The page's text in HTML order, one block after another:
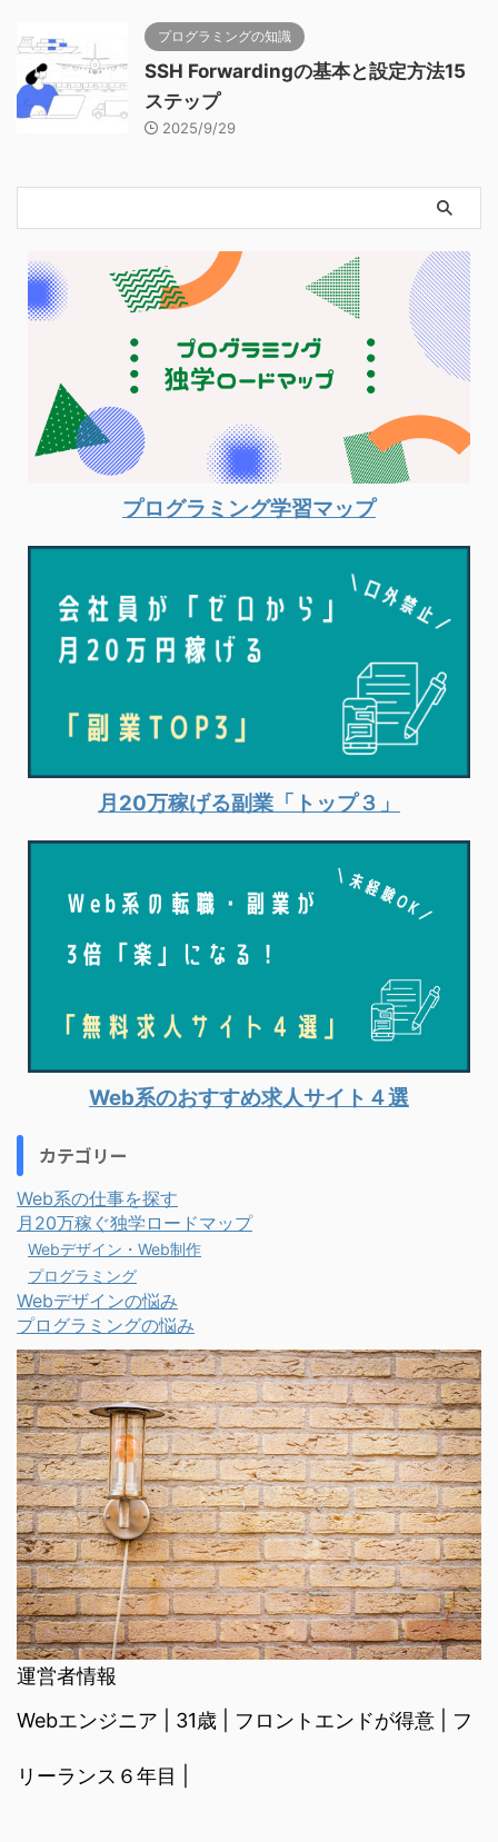
プログラミングの知識
SSH Forwardingの基本と設定方法15
ステップ
2025/9/29
プログラミング学習マップ
月20万稼げる副業「トップ３」
Web系のおすすめ求人サイト４選
カテゴリー
Web系の仕事を探す
月20万稼ぐ独学ロードマップ
Webデザイン・Web制作
プログラミング
Webデザインの悩み
プログラミングの悩み
運営者情報
Webエンジニア | 31歳 | フロントエンドが得意 | フ
リーランス６年目 |